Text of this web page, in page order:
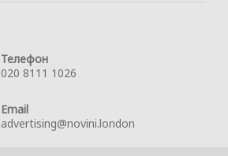
Телефон
020 8111 1026
Email
advertising@novini.london